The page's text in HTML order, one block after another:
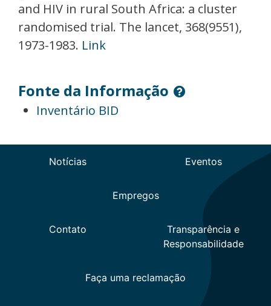
and HIV in rural South Africa: a cluster
randomised trial. The lancet, 368(9551),
1973-1983. Link
Fonte da Informação
Inventário BID